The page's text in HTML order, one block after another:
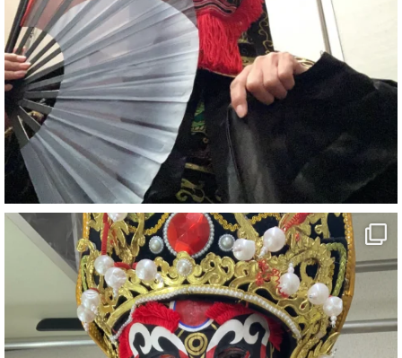
1 5 X
さらに読み込む